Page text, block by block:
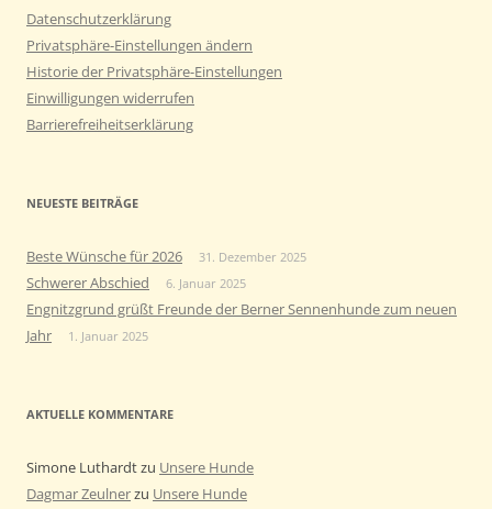
Datenschutzerklärung
Privatsphäre-Einstellungen ändern
Historie der Privatsphäre-Einstellungen
Einwilligungen widerrufen
Barrierefreiheitserklärung
NEUESTE BEITRÄGE
Beste Wünsche für 2026 31. Dezember 2025
Schwerer Abschied 6. Januar 2025
Engnitzgrund grüßt Freunde der Berner Sennenhunde zum neuen
Jahr
1. Januar 2025
AKTUELLE KOMMENTARE
Simone Luthardtzu Unsere Hunde
Dagmar Zeulnerzu Unsere Hunde